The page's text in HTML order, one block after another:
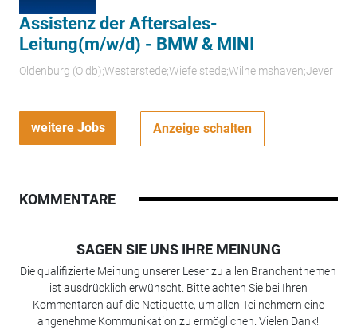
Assistenz der Aftersales-
Leitung(m/w/d) - BMW & MINI
Oldenburg (Oldb);Westerstede;Wiefelstede;Wilhelmshaven;Jever
weitere Jobs Anzeige schalten
KOMMENTARE
SAGEN SIE UNS IHRE MEINUNG
Die qualifizierte Meinung unserer Leser zu allen Branchenthemen
ist ausdrücklich erwünscht. Bitte achten Sie bei Ihren
Kommentaren auf die Netiquette, um allen Teilnehmern eine
angenehme Kommunikation zu ermöglichen. Vielen Dank!